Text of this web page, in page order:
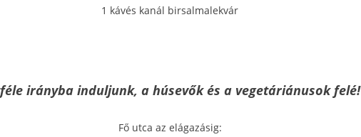
1 kávés kanál birsalmalekvár
irányba induljunk, a húsevők és a vegetáriánusok felé!
Fő utca az elágazásig: